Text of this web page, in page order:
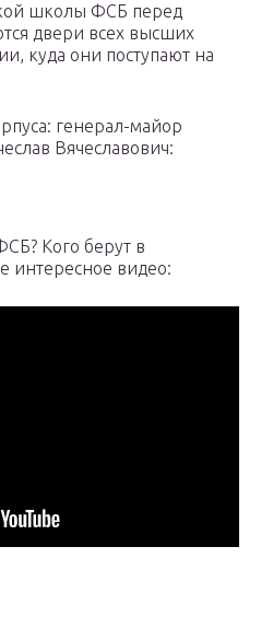
школы ФСБ перед
двери всех высших
куда они поступают на
генерал-майор
Вячеславович:
Кого берут в
интересное видео: